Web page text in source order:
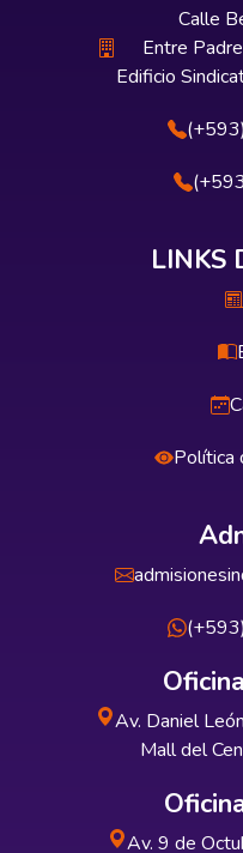
Calle
Entre
Edificio
LINKS
Política
Av. Daniel
Mall del
Av. 9 de